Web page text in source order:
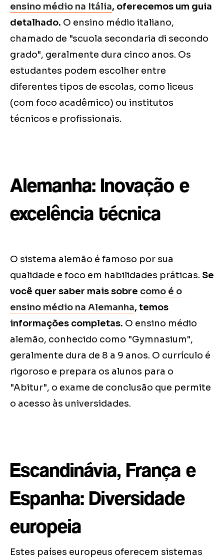
ensino médio na Itália, oferecemos um guia
detalhado. O ensino médio italiano,
chamado de "scuola secondaria di secondo
grado", geralmente dura cinco anos. Os
estudantes podem escolher entre
diferentes tipos de escolas, como liceus
(com foco acadêmico) ou institutos
técnicos e profissionais.
Alemanha: Inovação e
excelência técnica
O sistema alemão é famoso por sua
qualidade e foco em habilidades práticas. Se
você quer saber mais sobre como é o
ensino médio na Alemanha, temos
informações completas. O ensino médio
alemão, conhecido como "Gymnasium",
geralmente dura de 8 a 9 anos. O currículo é
rigoroso e prepara os alunos para o
"Abitur", o exame de conclusão que permite
o acesso às universidades.
Escandinávia, França e
Espanha: Diversidade
europeia
Estes países europeus oferecem sistemas